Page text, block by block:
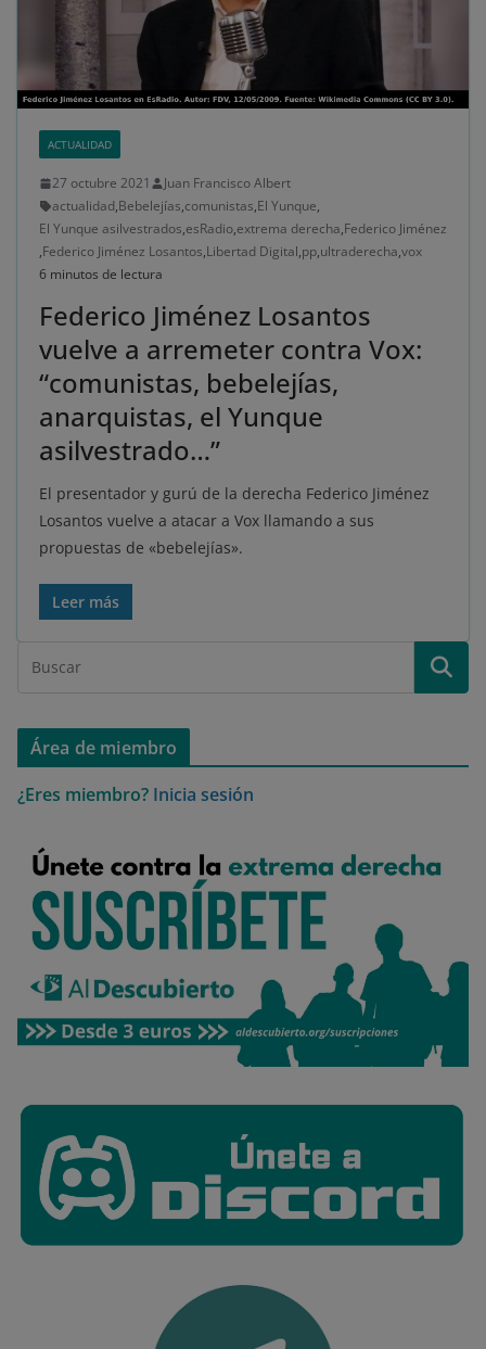
ACTUALIDAD
27 octubre 2021
Juan Francisco Albert
actualidad,Bebelejías,comunistas,El Yunque,
El Yunque asilvestrados,esRadio,extrema derecha,Federico Jiménez
,Federico Jiménez Losantos,Libertad Digital,pp,ultraderecha,vox
6 minutos de lectura
Federico Jiménez Losantos
vuelve a arremeter contra Vox:
“comunistas, bebelejías,
anarquistas, el Yunque
asilvestrado…”
El presentador y gurú de la derecha Federico Jiménez
Losantos vuelve a atacar a Vox llamando a sus
propuestas de «bebelejías».
Leer más
Área de miembro
¿Eres miembro? Inicia sesión